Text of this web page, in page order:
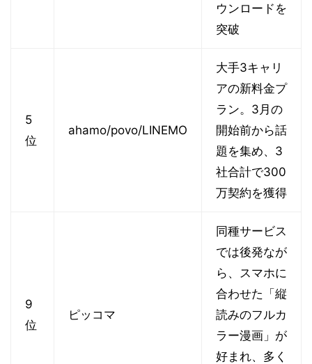
ウンロードを
突破
5
位
ahamo/povo/LINEMO
大手3キャリ
アの新料金プ
ラン。3月の
開始前から話
題を集め、3
社合計で300
万契約を獲得
9
位
ピッコマ
同種サービス
では後発なが
ら、スマホに
合わせた「縦
読みのフルカ
ラー漫画」が
好まれ、多く